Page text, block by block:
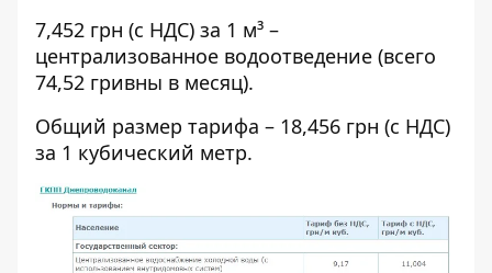
7,452 грн (с НДС) за 1 м³ –
централизованное водоотведение (всего
74,52 гривны в месяц).
Общий размер тарифа – 18,456 грн (с НДС)
за 1 кубический метр.